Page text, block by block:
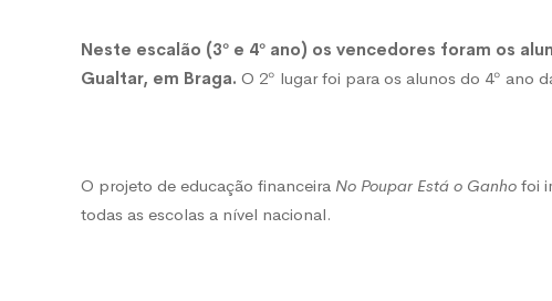
‘bronze’
em
concurso
Neste escalão (3º e 4º ano) os vencedores foram os
Gualtar, em Braga. O 2º lugar foi para os alunos do 4º ano
O projeto de educação financeira No Poupar Está o Ganho foi
todas as escolas a nível nacional.